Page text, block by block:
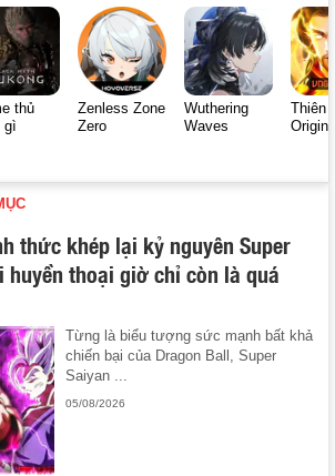
thủ
gì
Zenless Zone
Zero
Wuthering
Waves
Thiên
Origin
thức khép lại kỷ nguyên Super
huyền thoại giờ chỉ còn là quá
Từng là biểu tượng sức mạnh bất khả
chiến bại của Dragon Ball, Super
Saiyan ...
05/08/2026